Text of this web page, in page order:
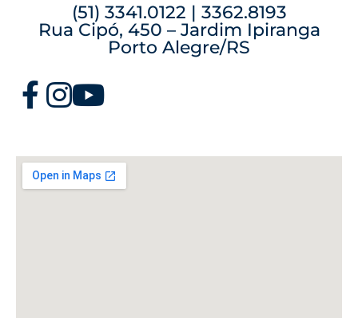
(51) 3341.0122 | 3362.8193
Rua Cipó, 450 – Jardim Ipiranga
Porto Alegre/RS